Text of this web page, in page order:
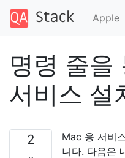
Apple
명령 줄을
서비스 설
2
Mac 용 서비
니다. 다음은